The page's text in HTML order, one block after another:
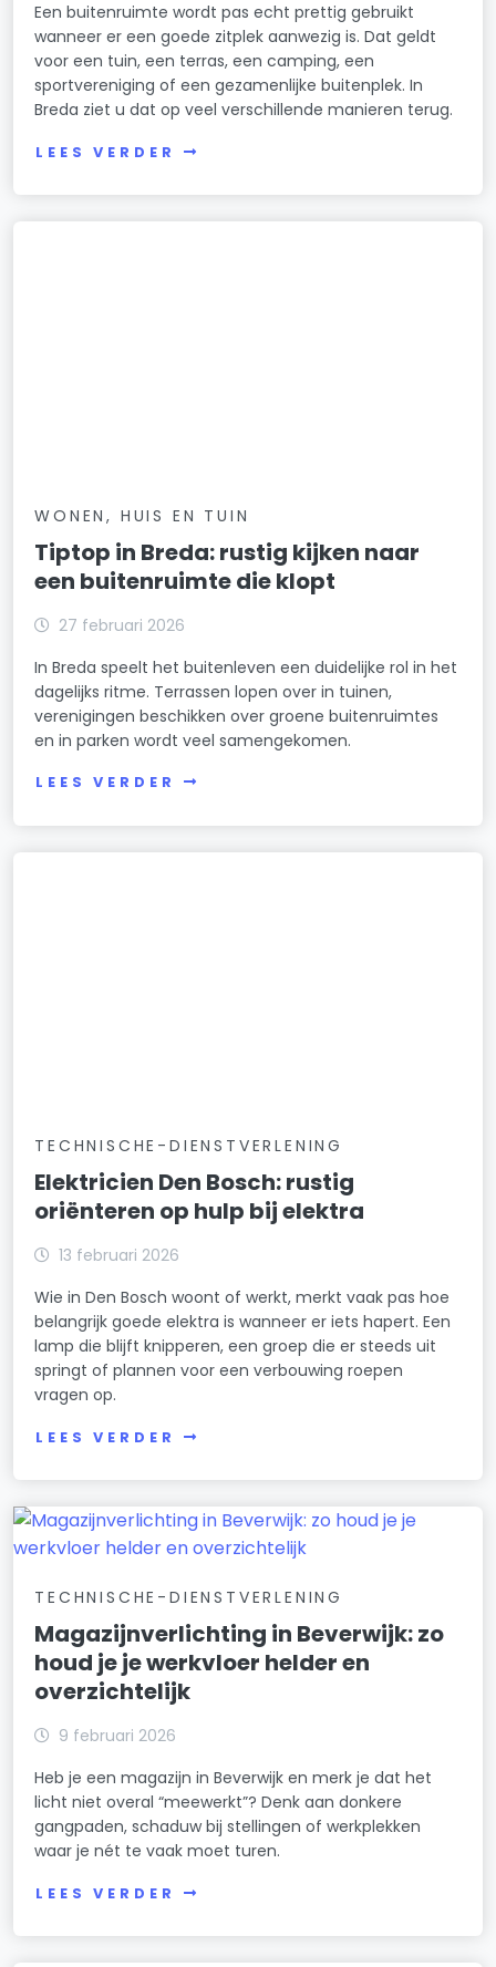
Een buitenruimte wordt pas echt prettig gebruikt
wanneer er een goede zitplek aanwezig is. Dat geldt
voor een tuin, een terras, een camping, een
sportvereniging of een gezamenlijke buitenplek. In
Breda ziet u dat op veel verschillende manieren terug.
LEES VERDER
WONEN, HUIS EN TUIN
Tiptop in Breda: rustig kijken naar
een buitenruimte die klopt
27 februari 2026
In Breda speelt het buitenleven een duidelijke rol in het
dagelijks ritme. Terrassen lopen over in tuinen,
verenigingen beschikken over groene buitenruimtes
en in parken wordt veel samengekomen.
LEES VERDER
TECHNISCHE-DIENSTVERLENING
Elektricien Den Bosch: rustig
oriënteren op hulp bij elektra
13 februari 2026
Wie in Den Bosch woont of werkt, merkt vaak pas hoe
belangrijk goede elektra is wanneer er iets hapert. Een
lamp die blijft knipperen, een groep die er steeds uit
springt of plannen voor een verbouwing roepen
vragen op.
LEES VERDER
TECHNISCHE-DIENSTVERLENING
Magazijnverlichting in Beverwijk: zo
houd je je werkvloer helder en
overzichtelijk
9 februari 2026
Heb je een magazijn in Beverwijk en merk je dat het
licht niet overal “meewerkt”? Denk aan donkere
gangpaden, schaduw bij stellingen of werkplekken
waar je nét te vaak moet turen.
LEES VERDER